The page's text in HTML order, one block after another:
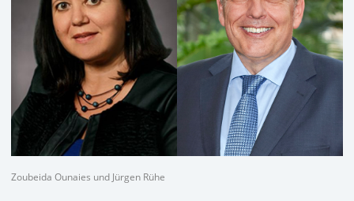
Zoubeida Ounaies und Jürgen Rühe